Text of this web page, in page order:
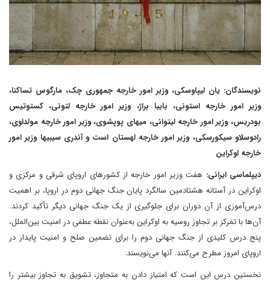
نویسندگان: یان لیپاوسکی، وزیر امور خارجه جمهوری چک، مارگوس تساکنا،
وزیر امور خارجه استونی، بایبا براژ، وزیر امور خارجه لتونی، کستوتیس
بودریس، وزیر امور خارجه لیتوانی، میهای پوپشوی، وزیر امور خارجه مولداوی،
رادوسلاو سیکورسکی، وزیر امور خارجه لهستان است و آندری سیبیها وزیر امور
خارجه اوکراین
دیپلماسی ایرانی: هفت وزیر امور خارجه از کشورهای اروپای شرقی و مرکزی و
اوکراین در آستانه هشتادمین سالگرد پایان جنگ جهانی دوم در اروپا، بر اهمیت
درس‌آموزی از آن دوران برای جلوگیری از یک جنگ جهانی دیگر تأکید کردند.
آن‌ها با تمرکز بر تجاوز روسیه به اوکراین به‌عنوان نقطه عطفی در امنیت بین‌الملل،
پنج درس کلیدی از جنگ جهانی دوم را برای تضمین صلح و امنیت پایدار در
اروپای امروز مطرح می‌کنند. آنها می‌نویسند:
نخستین درس این است که امتیاز دادن به متجاوز، تشویق به تجاوز بیشتر را